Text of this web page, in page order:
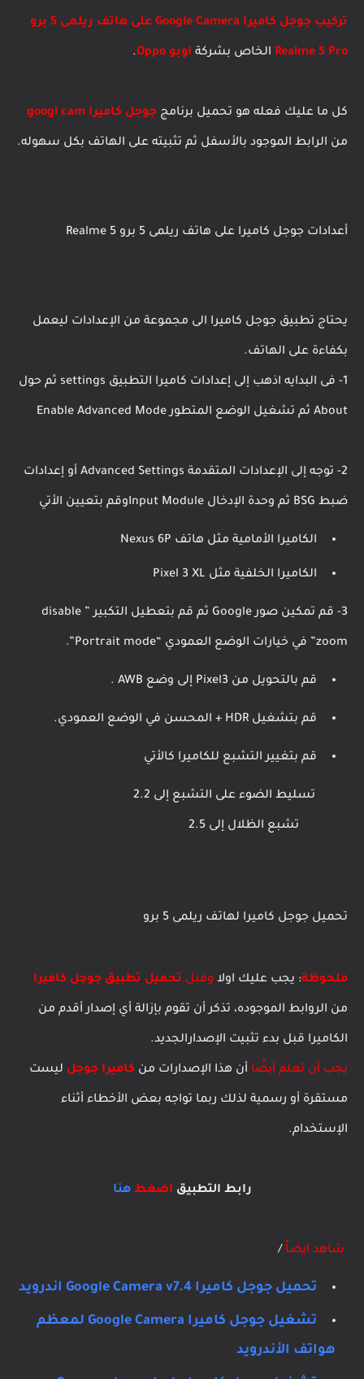
تركيب جوجل كاميرا Google Camera على هاتف ريلمى 5 برو
Realme 5 Pro الخاص بشركة اوبو Oppo .
كل ما عليك فعله هو تحميل برنامج جوجل كاميرا googl cam
من الرابط الموجود بالأسفل ثم تثبيته على الهاتف بكل سهوله.
أعدادات جوجل كاميرا على هاتف ريلمى 5 برو Realme 5
يحتاج تطبيق جوجل كاميرا الى مجموعة من الإعدادات ليعمل
بكفاءة على الهاتف.
1- فى البدايه اذهب إلى إعدادات كاميرا التطبيق settings ثم حول
About ثم تشغيل الوضع المتطور Enable Advanced Mode
2- توجه إلى الإعدادات المتقدمة Advanced Settings أو إعدادات
ضبط BSG ثم وحدة الإدخال Input Moduleوقم بتعيين الأتي
الكاميرا الأمامية مثل هاتف Nexus 6P
الكاميرا الخلفية مثل Pixel 3 XL
3- قم تمكين صور Google ثم قم بتعطيل التكبير ” disable
zoom” في خيارات الوضع العمودي “Portrait mode”.
قم بالتحويل من Pixel3 إلى وضع AWB .
قم بتشغيل HDR + المحسن في الوضع العمودي.
قم بتغيير التشبع للكاميرا كالأتي
تسليط الضوء على التشبع إلى 2.2
تشبع الظلال إلى 2.5
تحميل جوجل كاميرا لهاتف ريلمى 5 برو
ملحوظة: يجب عليك اولا وقبل تحميل تطبيق جوجل كاميرا
من الروابط الموجوده، تذكر أن تقوم بإزالة أي إصدار أقدم من
الكاميرا قبل بدء تثبيت الإصدارالجديد.
يجب أن تعلم أيضًا أن هذا الإصدارات من كاميرا جوجل ليست
مستقرة أو رسمية لذلك ربما تواجه بعض الأخطاء أثناء
الإستخدام.
رابط التطبيق اضغطهنا
شاهد ايضاً /
تحميل جوجل كاميرا Google Camera v7.4 اندرويد
تشغيل جوجل كاميرا Google Camera لمعظم
هواتف الأندرويد